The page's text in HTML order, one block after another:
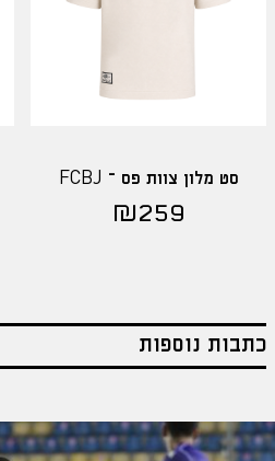
סט מלון צוות פס – FCBJ
₪259
כתבות נוספות